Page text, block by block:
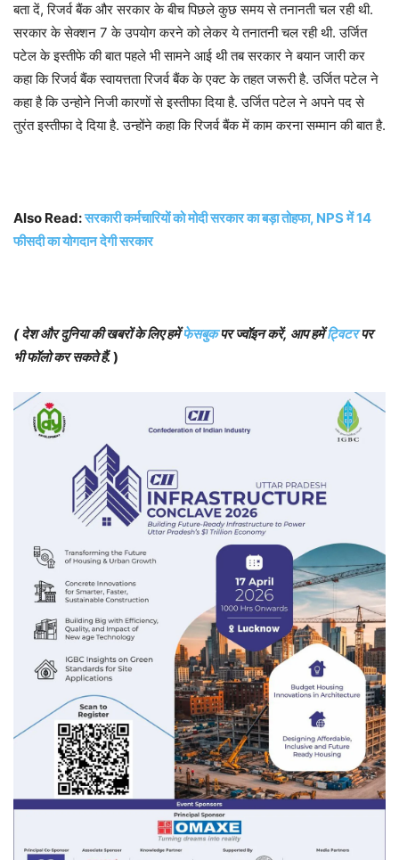
बता दें, रिजर्व बैंक और सरकार के बीच पिछले कुछ समय से तनानती चल रही थी.
सरकार के सेक्शन 7 के उपयोग करने को लेकर ये तनातनी चल रही थी. उर्जित
पटेल के इस्तीफे की बात पहले भी सामने आई थी तब सरकार ने बयान जारी कर
कहा कि रिजर्व बैंक स्वायत्तता रिजर्व बैंक के एक्ट के तहत जरूरी है. उर्जित पटेल ने
कहा है कि उन्होने निजी कारणों से इस्तीफा दिया है. उर्जित पटेल ने अपने पद से
तुरंत इस्तीफा दे दिया है. उन्होंने कहा कि रिजर्व बैंक में काम करना सम्मान की बात है.
Also Read:सरकारी कर्मचारियों को मोदी सरकार का बड़ा तोहफा, NPS में 14
फीसदी का योगदान देगी सरकार
(देश और दुनिया की खबरों के लिए हमेंफेसबुकपर ज्वॉइन करें, आप हमेंट्विटर पर
भी फॉलो कर सकते हैं.)